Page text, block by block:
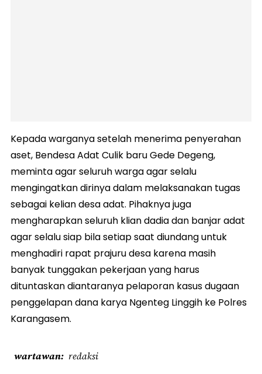
Kepada warganya setelah menerima penyerahan
aset, Bendesa Adat Culik baru Gede Degeng,
meminta agar seluruh warga agar selalu
mengingatkan dirinya dalam melaksanakan tugas
sebagai kelian desa adat. Pihaknya juga
mengharapkan seluruh klian dadia dan banjar adat
agar selalu siap bila setiap saat diundang untuk
menghadiri rapat prajuru desa karena masih
banyak tunggakan pekerjaan yang harus
dituntaskan diantaranya pelaporan kasus dugaan
penggelapan dana karya Ngenteg Linggih ke Polres
Karangasem.
wartawan redaksi